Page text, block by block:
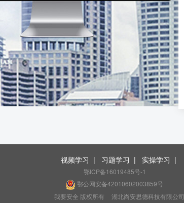
视频学习 | 习题学习 | 实操学习 |
鄂ICP备16019485号-1
鄂公网安备42010602003859号
我要安全 版权所有
湖北尚安思德科技有限公司